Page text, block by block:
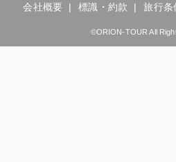
会社概要 標識・約款 旅行条
©ORION-TOUR All